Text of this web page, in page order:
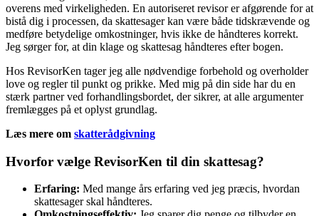
overens med virkeligheden. En autoriseret revisor er afgørende for at
bistå dig i processen, da skattesager kan være både tidskrævende og
medføre betydelige omkostninger, hvis ikke de håndteres korrekt.
Jeg sørger for, at din klage og skattesag håndteres efter bogen.
Hos RevisorKen tager jeg alle nødvendige forbehold og overholder
love og regler til punkt og prikke. Med mig på din side har du en
stærk partner ved forhandlingsbordet, der sikrer, at alle argumenter
fremlægges på et oplyst grundlag.
Læs mere om skatterådgivning
Hvorfor vælge RevisorKen til din skattesag?
Erfaring: Med mange års erfaring ved jeg præcis, hvordan
skattesager skal håndteres.